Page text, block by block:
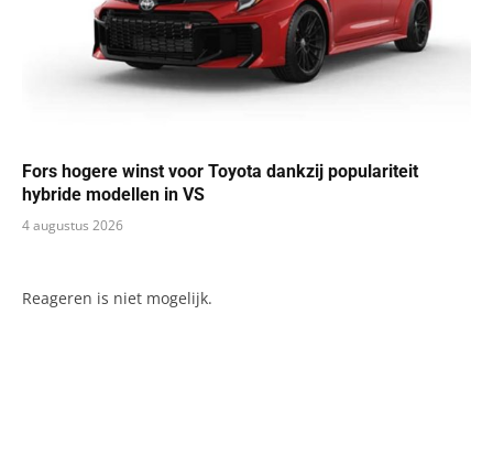
Fors hogere winst voor Toyota dankzij populariteit
hybride modellen in VS
4 augustus 2026
Reageren is niet mogelijk.